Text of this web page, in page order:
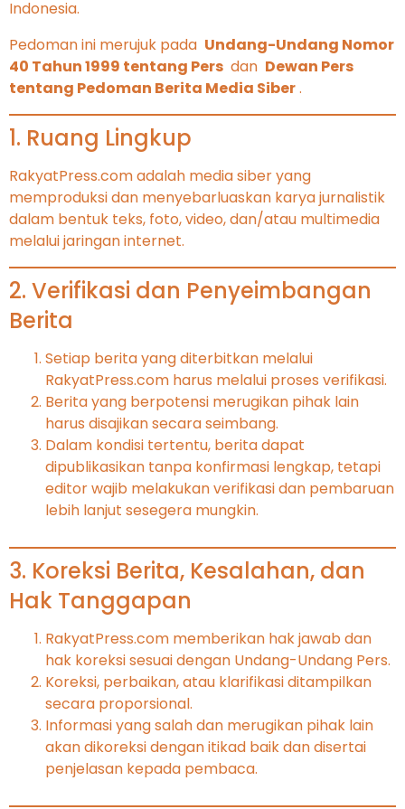
Indonesia.
Pedoman ini merujuk pada Undang-Undang Nomor
40 Tahun 1999 tentang Pers dan Dewan Pers
tentang Pedoman Berita Media Siber.
1. Ruang Lingkup
RakyatPress.com adalah media siber yang
memproduksi dan menyebarluaskan karya jurnalistik
dalam bentuk teks, foto, video, dan/atau multimedia
melalui jaringan internet.
2. Verifikasi dan Penyeimbangan
Berita
Setiap berita yang diterbitkan melalui
RakyatPress.com harus melalui proses verifikasi.
Berita yang berpotensi merugikan pihak lain
harus disajikan secara seimbang.
Dalam kondisi tertentu, berita dapat
dipublikasikan tanpa konfirmasi lengkap, tetapi
editor wajib melakukan verifikasi dan pembaruan
lebih lanjut sesegera mungkin.
3. Koreksi Berita, Kesalahan, dan
Hak Tanggapan
RakyatPress.com memberikan hak jawab dan
hak koreksi sesuai dengan Undang-Undang Pers.
Koreksi, perbaikan, atau klarifikasi ditampilkan
secara proporsional.
Informasi yang salah dan merugikan pihak lain
akan dikoreksi dengan itikad baik dan disertai
penjelasan kepada pembaca.